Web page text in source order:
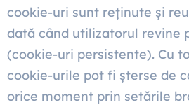
cookie-uri sunt reținute și
dată când utilizatorul revine
(cookie-uri persistente). Cu
cookie-urile pot fi șterse de
orice moment prin setările